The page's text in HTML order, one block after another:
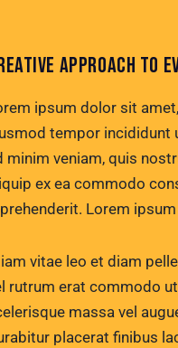
APPROACH TO
ipsum dolor sit
tempor incididunt
minim veniam, quis
ex ea commodo
Lorem
vitae leo et diam
rutrum erat commodo
massa vel
placerat finibus